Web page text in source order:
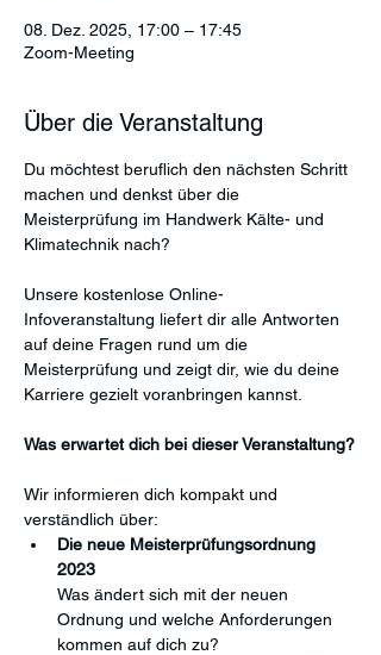
08. Dez. 2025, 17:00 – 17:45
Zoom-Meeting
Über die Veranstaltung
Du möchtest beruflich den nächsten Schritt
machen und denkst über die
Meisterprüfung im Handwerk Kälte- und
Klimatechnik nach?
Unsere kostenlose Online-
Infoveranstaltung liefert dir alle Antworten
auf deine Fragen rund um die
Meisterprüfung und zeigt dir, wie du deine
Karriere gezielt voranbringen kannst.
Was erwartet dich bei dieser Veranstaltung?
Wir informieren dich kompakt und
verständlich über:
Die neue Meisterprüfungsordnung
2023
Was ändert sich mit der neuen
Ordnung und welche Anforderungen
kommen auf dich zu?